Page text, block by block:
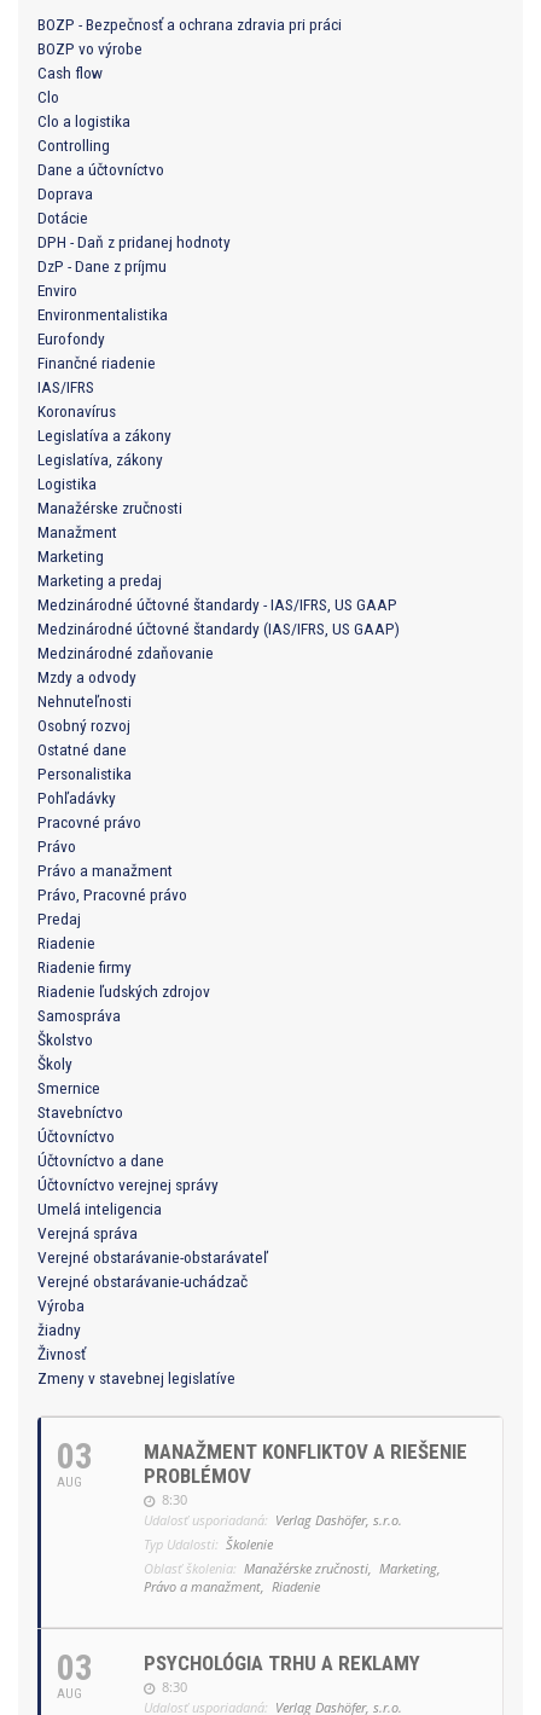
BOZP - Bezpečnosť a ochrana zdravia pri práci
BOZP vo výrobe
Cash flow
Clo
Clo a logistika
Controlling
Dane a účtovníctvo
Doprava
Dotácie
DPH - Daň z pridanej hodnoty
DzP - Dane z príjmu
Enviro
Environmentalistika
Eurofondy
Finančné riadenie
IAS/IFRS
Koronavírus
Legislatíva a zákony
Legislatíva, zákony
Logistika
Manažérske zručnosti
Manažment
Marketing
Marketing a predaj
Medzinárodné účtovné štandardy - IAS/IFRS, US GAAP
Medzinárodné účtovné štandardy (IAS/IFRS, US GAAP)
Medzinárodné zdaňovanie
Mzdy a odvody
Nehnuteľnosti
Osobný rozvoj
Ostatné dane
Personalistika
Pohľadávky
Pracovné právo
Právo
Právo a manažment
Právo, Pracovné právo
Predaj
Riadenie
Riadenie firmy
Riadenie ľudských zdrojov
Samospráva
Školstvo
Školy
Smernice
Stavebníctvo
Účtovníctvo
Účtovníctvo a dane
Účtovníctvo verejnej správy
Umelá inteligencia
Verejná správa
Verejné obstarávanie-obstarávateľ
Verejné obstarávanie-uchádzač
Výroba
žiadny
Živnosť
Zmeny v stavebnej legislatíve
03
AUG
MANAŽMENT KONFLIKTOV A RIEŠENIE
PROBLÉMOV
8:30
Udalosť usporiadaná: Verlag Dashöfer, s.r.o.
Typ Udalosti: Školenie
Oblasť školenia: Manažérske zručnosti, Marketing,
Právo a manažment, Riadenie
03
AUG
PSYCHOLÓGIA TRHU A REKLAMY
8:30
Udalosť usporiadaná: Verlag Dashöfer, s.r.o.